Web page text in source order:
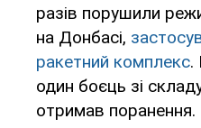
разів порушили
на Донбасі,
ракетний комплекс.
один боєць зі
отримав поранення.